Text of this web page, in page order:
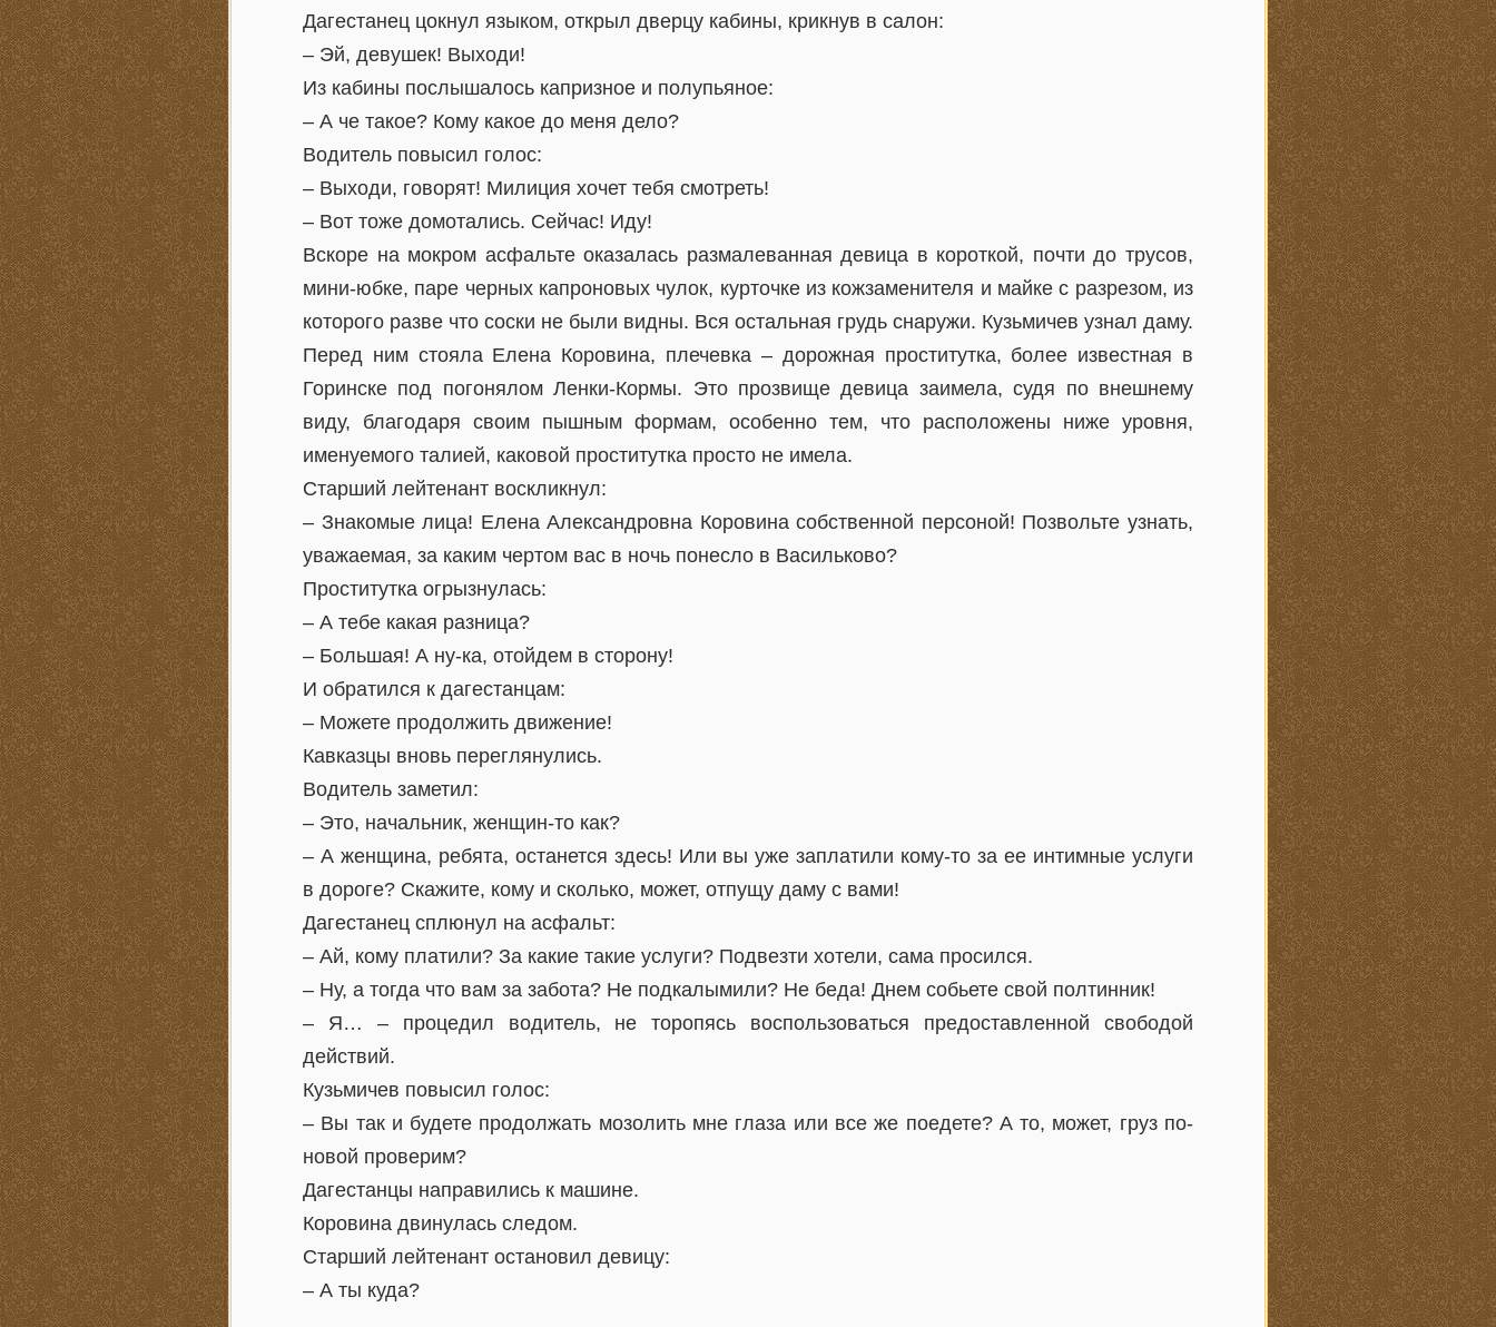
Дагестанец цокнул языком, открыл дверцу кабины, крикнув в салон:
– Эй, девушек! Выходи!
Из кабины послышалось капризное и полупьяное:
– А че такое? Кому какое до меня дело?
Водитель повысил голос:
– Выходи, говорят! Милиция хочет тебя смотреть!
– Вот тоже домотались. Сейчас! Иду!
Вскоре на мокром асфальте оказалась размалеванная девица в короткой, почти до трусов,
мини-юбке, паре черных капроновых чулок, курточке из кожзаменителя и майке с разрезом, из
которого разве что соски не были видны. Вся остальная грудь снаружи. Кузьмичев узнал даму.
Перед ним стояла Елена Коровина, плечевка – дорожная проститутка, более известная в
Горинске под погонялом Ленки-Кормы. Это прозвище девица заимела, судя по внешнему
виду, благодаря своим пышным формам, особенно тем, что расположены ниже уровня,
именуемого талией, каковой проститутка просто не имела.
Старший лейтенант воскликнул:
– Знакомые лица! Елена Александровна Коровина собственной персоной! Позвольте узнать,
уважаемая, за каким чертом вас в ночь понесло в Васильково?
Проститутка огрызнулась:
– А тебе какая разница?
– Большая! А ну-ка, отойдем в сторону!
И обратился к дагестанцам:
– Можете продолжить движение!
Кавказцы вновь переглянулись.
Водитель заметил:
– Это, начальник, женщин-то как?
– А женщина, ребята, останется здесь! Или вы уже заплатили кому-то за ее интимные услуги
в дороге? Скажите, кому и сколько, может, отпущу даму с вами!
Дагестанец сплюнул на асфальт:
– Ай, кому платили? За какие такие услуги? Подвезти хотели, сама просился.
– Ну, а тогда что вам за забота? Не подкалымили? Не беда! Днем собьете свой полтинник!
– Я… – процедил водитель, не торопясь воспользоваться предоставленной свободой
действий.
Кузьмичев повысил голос:
– Вы так и будете продолжать мозолить мне глаза или все же поедете? А то, может, груз по-
новой проверим?
Дагестанцы направились к машине.
Коровина двинулась следом.
Старший лейтенант остановил девицу:
– А ты куда?